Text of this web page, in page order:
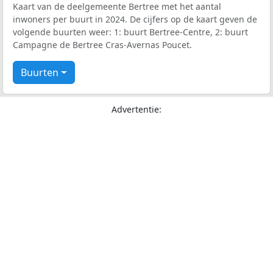
Kaart van de deelgemeente Bertree met het aantal
inwoners per buurt in 2024. De cijfers op de kaart geven de
volgende buurten weer: 1: buurt Bertree-Centre, 2: buurt
Campagne de Bertree Cras-Avernas Poucet.
Buurten
Advertentie: